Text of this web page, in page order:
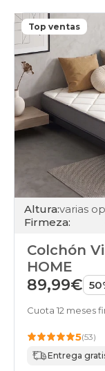
Top ventas
Altura:varias
Firmeza:
Colchón
HOME
89,99€
Cuota 12 meses
5(53)
Entrega